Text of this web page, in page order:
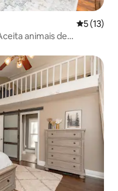
5 de uma
5 (13)
animais de